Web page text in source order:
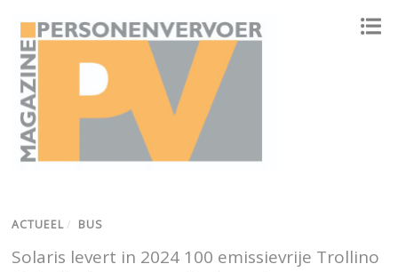
ACTUEEL / BUS
Solaris levert in 2024 100 emissievrije Trollino